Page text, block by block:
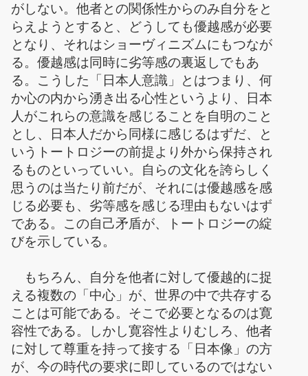
がしない。他者との関係性からのみ自分をと
らえようとすると、どうしても優越感が必要
となり、それはショーヴィニズムにもつなが
る。優越感は同時に劣等感の裏返しでもあ
る。こうした「日本人意識」とはつまり、何
か心の内から湧き出る心性というより、日本
人がこれらの意識を感じることを自明のこと
とし、日本人だから同様に感じるはずだ、と
いうトートロジーの前提より外から保持され
るものといっていい。自らの文化を誇らしく
思うのは当たり前だが、それには優越感を感
じる必要も、劣等感を感じる理由もないはず
である。この自己矛盾が、トートロジーの綻
びを示している。
もちろん、自分を他者に対して優越的に捉
える複数の「中心」が、世界の中で共存する
ことは可能である。そこで必要となるのは寛
容性である。しかし寛容性よりむしろ、他者
に対して尊重を持って接する「日本像」の方
が、今の時代の要求に即しているのではない